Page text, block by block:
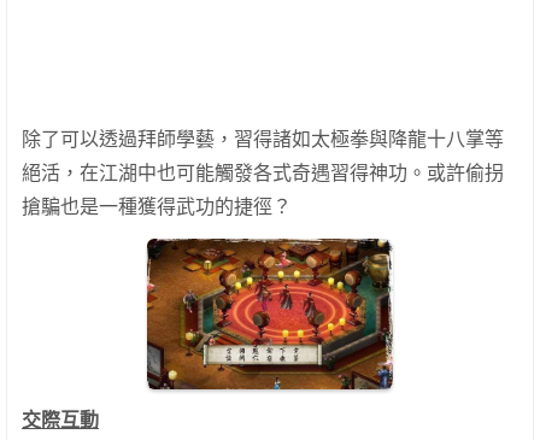
除了可以透過拜師學藝，習得諸如太極拳與降龍十八掌等
絕活，在江湖中也可能觸發各式奇遇習得神功。或許偷拐
搶騙也是一種獲得武功的捷徑？
交際互動